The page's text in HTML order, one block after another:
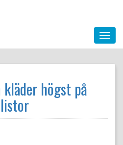
högst på